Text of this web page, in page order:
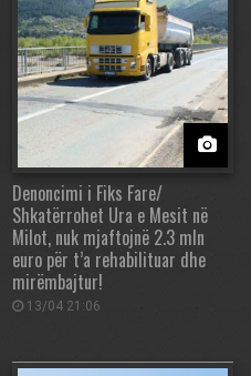
Denoncimi i Fiks Fare/
Shkatërrohet Ura e Mesit në
Milot, nuk mjaftojnë 2.3 mln
euro për t’a rehabilituar dhe
mirëmbajtur!
13/04 21:06